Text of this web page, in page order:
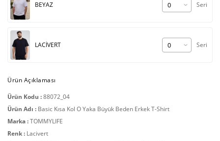
BEYAZ Seri
LACİVERT Seri
Ürün Açıklaması
Ürün Kodu :88072_04
Ürün Adı : Basic Kısa Kol O Yaka Büyük Beden Erkek T-Shirt
Marka :TOMMYLIFE
Renk : Lacivert